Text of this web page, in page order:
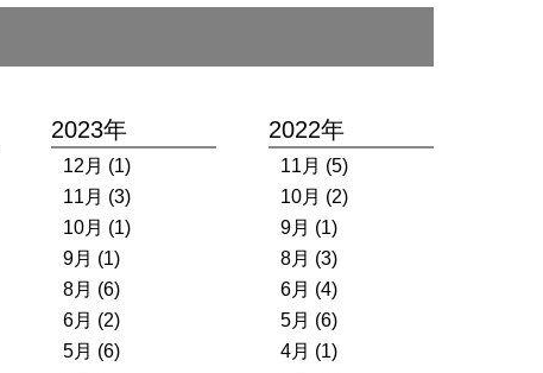
2023年
12月 (1)
11月 (3)
10月 (1)
9月 (1)
8月 (6)
6月 (2)
5月 (6)
2022年
11月 (5)
10月 (2)
9月 (1)
8月 (3)
6月 (4)
5月 (6)
4月 (1)